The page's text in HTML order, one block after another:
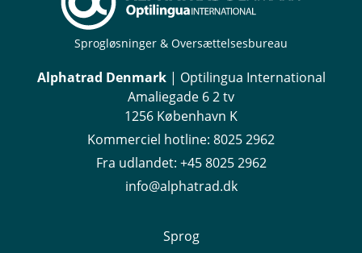
Sprogløsninger & Oversættelsesbureau
Alphatrad Denmark| Optilingua International
Amaliegade 6 2 tv
1256 København K
Kommerciel hotline: 8025 2962
Fra udlandet: +45 8025 2962
info@alphatrad.dk
Sprog